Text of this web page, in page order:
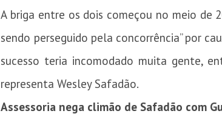
A briga entre os dois começou no meio de
sendo perseguido pela concorrência” por
sucesso teria incomodado muita gente,
representa Wesley Safadão.
Assessoria nega climão de Safadão com